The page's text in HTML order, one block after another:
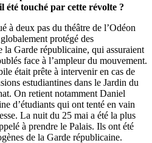
été touché par cette révolte ?
à deux pas du théâtre de l’Odéon
protégé des
la Garde républicaine, qui assuraient
face à l’ampleur du mouvement.
était prête à intervenir en cas de
estudiantines dans le Jardin du
On retient notamment Daniel
d’étudiants qui ont tenté en vain
La nuit du 25 mai a été la plus
à prendre le Palais. Ils ont été
de la Garde républicaine.